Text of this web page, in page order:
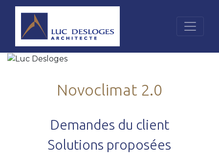
Novoclimat 2.0
Demandes du client
Solutions proposées